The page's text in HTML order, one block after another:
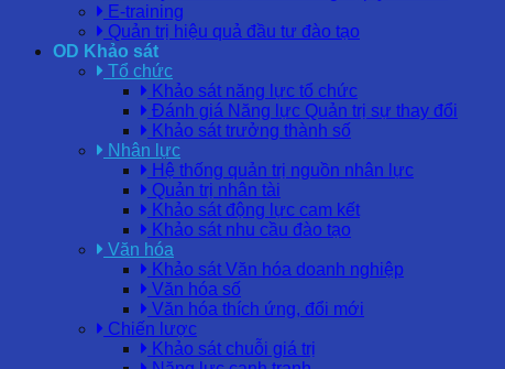
E-training
Quản trị hiệu quả đầu tư đào tạo
OD Khảo sát
Tổ chức
Khảo sát năng lực tổ chức
Đánh giá Năng lực Quản trị sự thay đổi
Khảo sát trưởng thành số
Nhân lực
Hệ thống quản trị nguồn nhân lực
Quản trị nhân tài
Khảo sát động lực cam kết
Khảo sát nhu cầu đào tạo
Văn hóa
Khảo sát Văn hóa doanh nghiệp
Văn hóa số
Văn hóa thích ứng, đổi mới
Chiến lược
Khảo sát chuỗi giá trị